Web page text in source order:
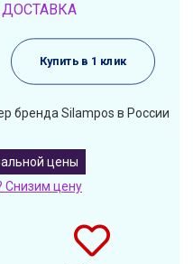
Купить в 1 клик
бренда Silampos в России
цены
Снизим цену